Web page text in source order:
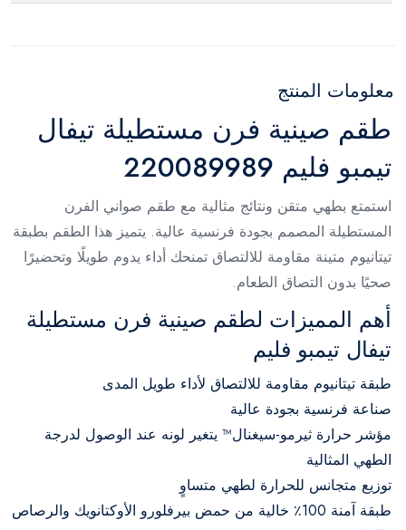
معلومات المنتج
طقم صينية فرن مستطيلة تيفال
تيمبو فليم 220089989
استمتع بطهي متقن ونتائج مثالية مع طقم صواني الفرن
المستطيلة المصمم بجودة فرنسية عالية. يتميز هذا الطقم بطبقة
تيتانيوم متينة مقاومة للالتصاق تمنحك أداء يدوم طويلًا وتحضيرًا
صحيًا بدون التصاق الطعام.
أهم المميزات لطقم صينية فرن مستطيلة
تيفال تيمبو فليم
طبقة تيتانيوم مقاومة للالتصاق لأداء طويل المدى
صناعة فرنسية بجودة عالية
مؤشر حرارة ثيرمو-سيغنال™ يتغير لونه عند الوصول لدرجة
الطهي المثالية
توزيع متجانس للحرارة لطهي متساوٍ
طبقة آمنة 100٪ خالية من حمض بيرفلورو الأوكتانويك والرصاص